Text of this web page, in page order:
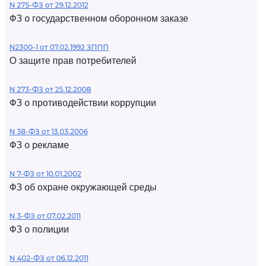
N 275-ФЗ от 29.12.2012
ФЗ о государственном оборонном заказе
N2300-1 от 07.02.1992 ЗППП
О защите прав потребителей
N 273-ФЗ от 25.12.2008
ФЗ о противодействии коррупции
N 38-ФЗ от 13.03.2006
ФЗ о рекламе
N 7-ФЗ от 10.01.2002
ФЗ об охране окружающей среды
N 3-ФЗ от 07.02.2011
ФЗ о полиции
N 402-ФЗ от 06.12.2011